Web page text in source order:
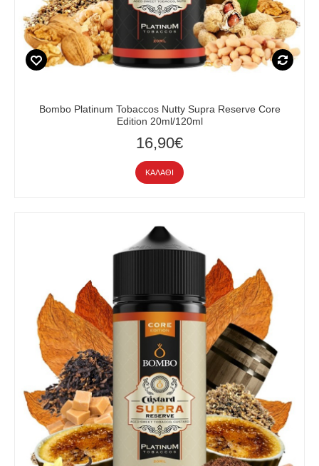
Bombo Platinum Tobaccos Nutty Supra Reserve Core
Edition 20ml/120ml
16,90€
ΚΑΛΆΘΙ